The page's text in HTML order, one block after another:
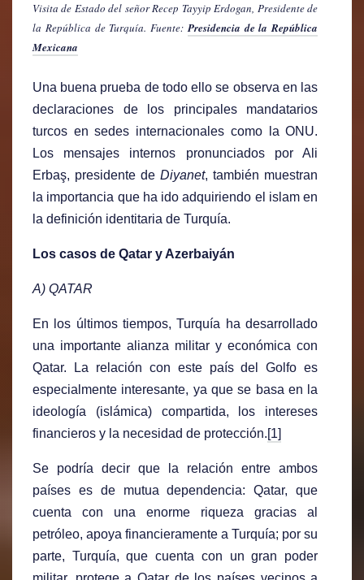
Visita de Estado del señor Recep Tayyip Erdogan, Presidente de
la República de Turquía. Fuente:Presidencia de la República
Mexicana
Una buena prueba de todo ello se observa en las
declaraciones de los principales mandatarios
turcos en sedes internacionales como la ONU.
Los mensajes internos pronunciados por Ali
Erbaş, presidente deDiyanet, también muestran
la importancia que ha ido adquiriendo el islam en
la definición identitaria de Turquía.
Los casos de Qatar y Azerbaiyán
A) QATAR
En los últimos tiempos, Turquía ha desarrollado
una importante alianza militar y económica con
Qatar. La relación con este país del Golfo es
especialmente interesante, ya que se basa en la
ideología (islámica) compartida, los intereses
financieros y la necesidad de protección.[1]
Se podría decir que la relación entre ambos
países es de mutua dependencia: Qatar, que
cuenta con una enorme riqueza gracias al
petróleo, apoya financieramente a Turquía; por su
parte, Turquía, que cuenta con un gran poder